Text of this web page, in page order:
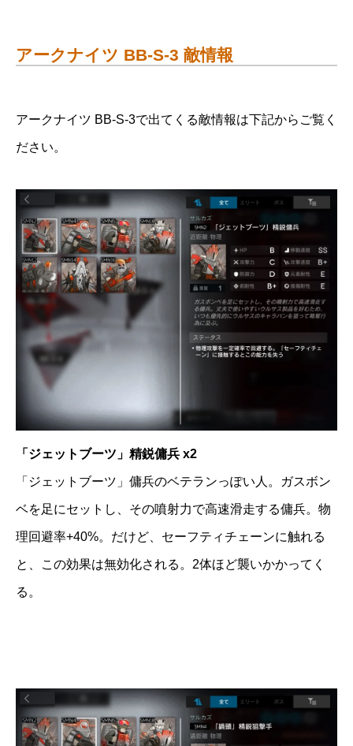
アークナイツ BB-S-3 敵情報
アークナイツ BB-S-3で出てくる敵情報は下記からご覧く
ださい。
「ジェットブーツ」精鋭傭兵 x2
「ジェットブーツ」傭兵のベテランっぽい人。ガスボン
ベを足にセットし、その噴射力で高速滑走する傭兵。物
理回避率+40%。だけど、セーフティチェーンに触れる
と、この効果は無効化される。2体ほど襲いかかってく
る。